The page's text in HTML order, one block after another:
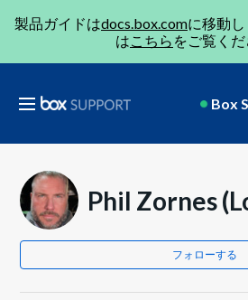
製品ガイドはdocs.box.comに移動
はこちら をご覧くだ
Box
Phil Zornes
フォローする